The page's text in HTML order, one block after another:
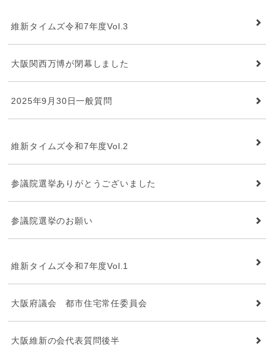
維新タイムズ令和7年度Vol.3
大阪関西万博が閉幕しました
2025年9月30日一般質問
維新タイムズ令和7年度Vol.2
参議院選挙ありがとうございました
参議院選挙のお願い
維新タイムズ令和7年度Vol.1
大阪府議会 都市住宅常任委員会
大阪維新の会代表質問後半